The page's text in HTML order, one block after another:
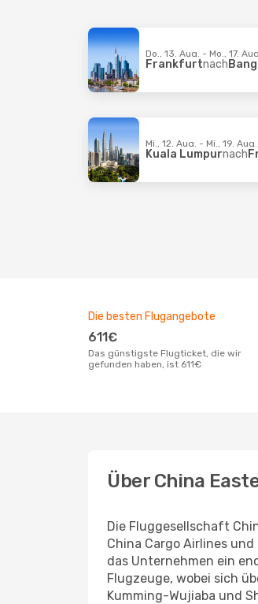
Do., 13. Aug. - Mo., 17. Aug.
Frankfurtnach
Mi., 12. Aug. - Mi., 19. Aug.
Kuala Lumpurnach
Die besten Flugangebote
611€
Das günstigste Flugticket, die wir
gefunden haben, ist 611€
Über China
Die Fluggesellschaft
China Cargo Airlines
das Unternehmen ein
Flugzeuge, wobei sich
Kumming-Wujiaba und